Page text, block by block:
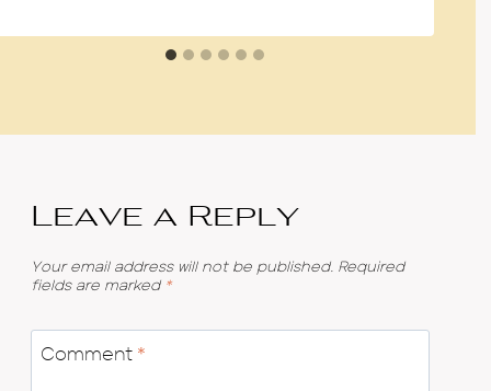
Leave a Reply
Your email address will not be published. Required
fields are marked *
Comment *